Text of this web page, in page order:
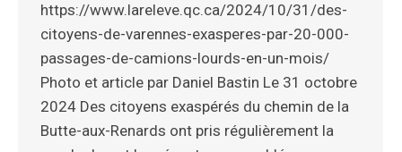
https://www.lareleve.qc.ca/2024/10/31/des-
citoyens-de-varennes-exasperes-par-20-000-
passages-de-camions-lourds-en-un-mois/
Photo et article par Daniel Bastin Le 31 octobre
2024 Des citoyens exaspérés du chemin de la
Butte-aux-Renards ont pris régulièrement la